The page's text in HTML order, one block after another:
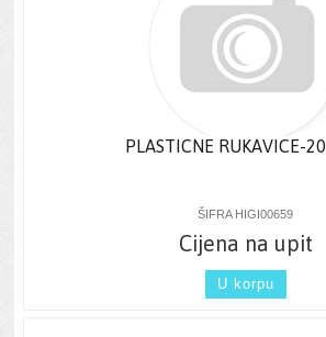
PLASTICNE RUKAVICE-
ŠIFRA HIGI00659
Cijena na upit
U korpu